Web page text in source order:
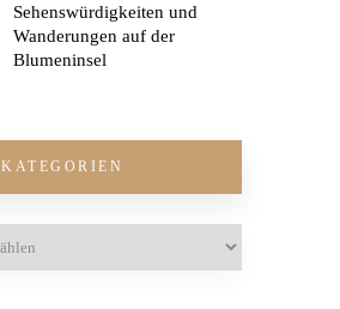
Sehenswürdigkeiten und
Wanderungen auf der
Blumeninsel
KATEGORIEN